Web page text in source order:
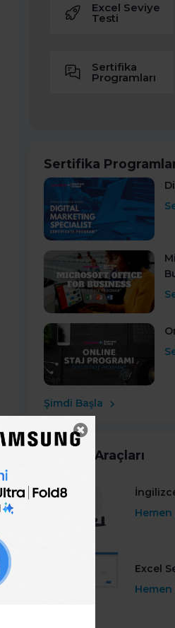
Excel Seviye
Testi
Sertifika
Programları
Sertifika
Şimdi Başla
Kariyer Araçları
Hemen
Excel
Hemen